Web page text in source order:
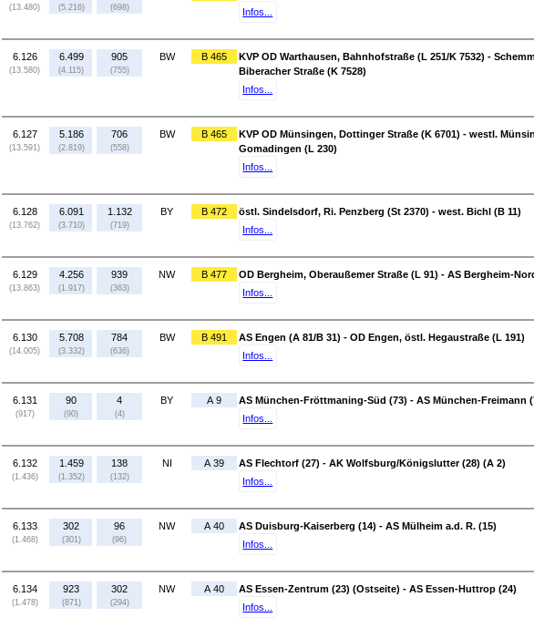
(13.480) (5.216) (698)
Infos...
6.126
(13.580)
6.499
(4.115)
905
(755)
BW B 465
KVP OD Warthausen, Bahnhofstraße (L 251/K 7532) -
Biberacher Straße (K 7528)
Infos...
6.127
(13.591)
5.186
(2.819)
706
(558)
BW B 465
KVP OD Münsingen, Dottinger Straße (K 6701) - westl.
Gomadingen (L 230)
Infos...
6.128
(13.762)
6.091
(3.710)
1.132
(719)
BY B 472
östl. Sindelsdorf, Ri. Penzberg (St 2370) - west. Bichl (B 11)
Infos...
6.129
(13.863)
4.256
(1.917)
939
(363)
NW B 477
OD Bergheim, Oberaußemer Straße (L 91) - AS Bergheim-
Infos...
6.130
(14.005)
5.708
(3.332)
784
(636)
BW B 491
AS Engen (A 81/B 31) - OD Engen, östl. Hegaustraße (L 191)
Infos...
6.131
(917)
90
(90)
4
(4)
BY A 9
AS München-Fröttmaning-Süd (73) - AS München-Freimann
Infos...
6.132
(1.436)
1.459
(1.352)
138
(132)
NI A 39
AS Flechtorf (27) - AK Wolfsburg/Königslutter (28) (A 2)
Infos...
6.133
(1.468)
302
(301)
96
(96)
NW A 40
AS Duisburg-Kaiserberg (14) - AS Mülheim a.d. R. (15)
Infos...
6.134
(1.478)
923
(871)
302
(294)
NW A 40
AS Essen-Zentrum (23) (Ostseite) - AS Essen-Huttrop (24)
Infos...